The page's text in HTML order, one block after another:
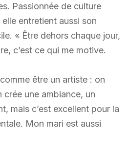
Passionnée de culture
entretient aussi son
« Être dehors chaque jour,
c’est ce qui me motive.
être un artiste : on
une ambiance, un
mais c’est excellent pour la
Mon mari est aussi